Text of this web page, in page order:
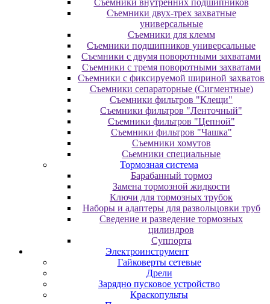
Съемники внутренних подшипников
Съемники двух-трех захватные
универсальные
Съемники для клемм
Съемники подшипников универсальные
Съемники с двумя поворотными захватами
Съемники с тремя поворотными захватами
Съемники с фиксируемой шириной захватов
Съемники сепараторные (Сигментные)
Съемники фильтров "Клещи"
Съемники фильтров "Ленточный"
Съемники фильтров "Цепной"
Съемники фильтров "Чашка"
Съемники хомутов
Сьемники специальные
Тормозная система
Барабанный тормоз
Замена тормозной жидкости
Ключи для тормозных трубок
Наборы и адаптеры для развольцовки труб
Сведение и разведение тормозных
цилиндров
Суппорта
Электроинструмент
Гайковерты сетевые
Дрели
Зарядно пусковое устройство
Краскопульты